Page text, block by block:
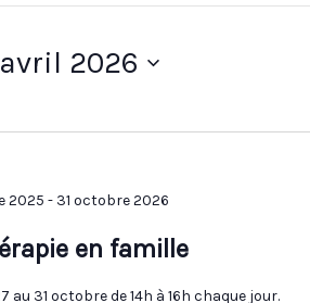
2026
2025 - 31 octobre 2026
en famille
au 31 octobre de 14h à 16h chaque jour.